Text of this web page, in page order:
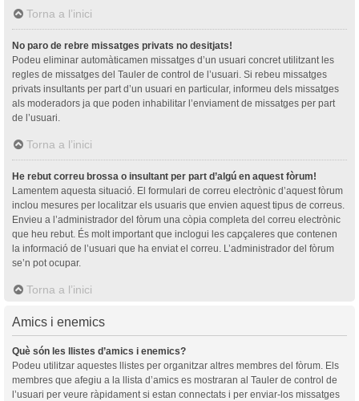
Torna a l’inici
No paro de rebre missatges privats no desitjats!
Podeu eliminar automàticamen missatges d’un usuari concret utilitzant les
regles de missatges del Tauler de control de l’usuari. Si rebeu missatges
privats insultants per part d’un usuari en particular, informeu dels missatges
als moderadors ja que poden inhabilitar l’enviament de missatges per part
de l’usuari.
Torna a l’inici
He rebut correu brossa o insultant per part d’algú en aquest fòrum!
Lamentem aquesta situació. El formulari de correu electrònic d’aquest fòrum
inclou mesures per localitzar els usuaris que envien aquest tipus de correus.
Envieu a l’administrador del fòrum una còpia completa del correu electrònic
que heu rebut. És molt important que inclogui les capçaleres que contenen
la informació de l’usuari que ha enviat el correu. L’administrador del fòrum
se’n pot ocupar.
Torna a l’inici
Amics i enemics
Què són les llistes d’amics i enemics?
Podeu utilitzar aquestes llistes per organitzar altres membres del fòrum. Els
membres que afegiu a la llista d’amics es mostraran al Tauler de control de
l’usuari per veure ràpidament si estan connectats i per enviar-los missatges